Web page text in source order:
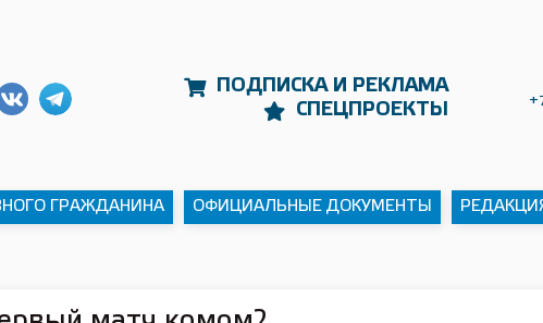
ПОДПИСКА И РЕКЛАМА
СПЕЦПРОЕКТЫ
ГРАЖДАНИНА ОФИЦИАЛЬНЫЕ ДОКУМЕНТЫ